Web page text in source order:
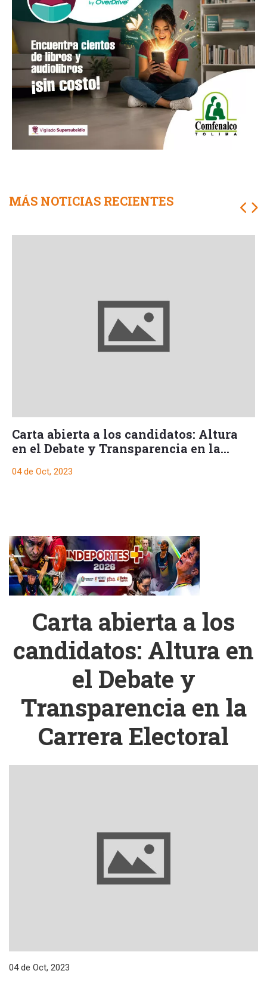
MÁS NOTICIAS RECIENTES
Carta abierta a los candidatos: Altura
en el Debate y Transparencia en la
04 de Oct, 2023
Carta abierta a los
candidatos: Altura en
el Debate y
Transparencia en la
Carrera Electoral
04 de Oct, 2023